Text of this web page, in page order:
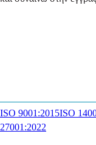
ISO 9001:2015ISO
27001:2022